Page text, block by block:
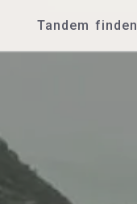
Tandem finden